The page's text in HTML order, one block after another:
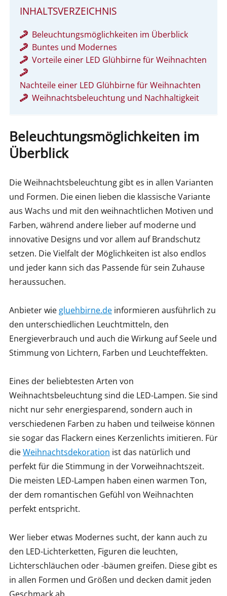
INHALTSVERZEICHNIS
Beleuchtungsmöglichkeiten im Überblick
Buntes und Modernes
Vorteile einer LED Glühbirne für Weihnachten
Nachteile einer LED Glühbirne für Weihnachten
Weihnachtsbeleuchtung und Nachhaltigkeit
Beleuchtungsmöglichkeiten im
Überblick
Die Weihnachtsbeleuchtung gibt es in allen Varianten
und Formen. Die einen lieben die klassische Variante
aus Wachs und mit den weihnachtlichen Motiven und
Farben, während andere lieber auf moderne und
innovative Designs und vor allem auf Brandschutz
setzen. Die Vielfalt der Möglichkeiten ist also endlos
und jeder kann sich das Passende für sein Zuhause
heraussuchen.
Anbieter wie gluehbirne.deinformieren ausführlich zu
den unterschiedlichen Leuchtmitteln, den
Energieverbrauch und auch die Wirkung auf Seele und
Stimmung von Lichtern, Farben und Leuchteffekten.
Eines der beliebtesten Arten von
Weihnachtsbeleuchtung sind die LED-Lampen. Sie sind
nicht nur sehr energiesparend, sondern auch in
verschiedenen Farben zu haben und teilweise können
sie sogar das Flackern eines Kerzenlichts imitieren. Für
dieWeihnachtsdekoration ist das natürlich und
perfekt für die Stimmung in der Vorweihnachtszeit.
Die meisten LED-Lampen haben einen warmen Ton,
der dem romantischen Gefühl von Weihnachten
perfekt entspricht.
Wer lieber etwas Modernes sucht, der kann auch zu
den LED-Lichterketten, Figuren die leuchten,
Lichterschläuchen oder -bäumen greifen. Diese gibt es
in allen Formen und Größen und decken damit jeden